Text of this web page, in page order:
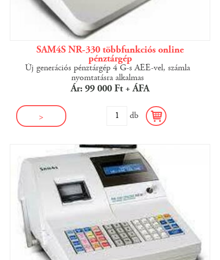
SAM4S NR-330 többfunkciós online
pénztárgép
Új generációs pénztárgép 4 G-s AEE-vel, számla
nyomtatásra alkalmas
Ár: 99 000 Ft + ÁFA
> db